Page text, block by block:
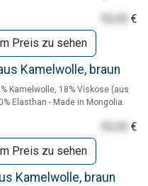
€
Preis zu sehen
Kamelwolle, braun
Kamelwolle, 18% Viskose (aus
Elasthan - Made in Mongolia.
€
Preis zu sehen
Kamelwolle, braun